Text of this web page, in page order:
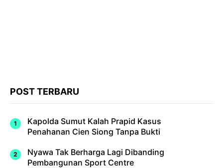
POST TERBARU
Kapolda Sumut Kalah Prapid Kasus
Penahanan Cien Siong Tanpa Bukti
Nyawa Tak Berharga Lagi Dibanding
Pembangunan Sport Centre